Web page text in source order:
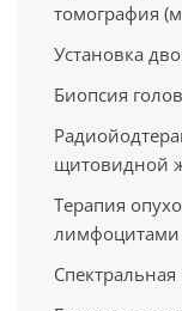
томография
Установка
Биопсия
щитовидной
Терапия
лимфоцитами
Спектральная